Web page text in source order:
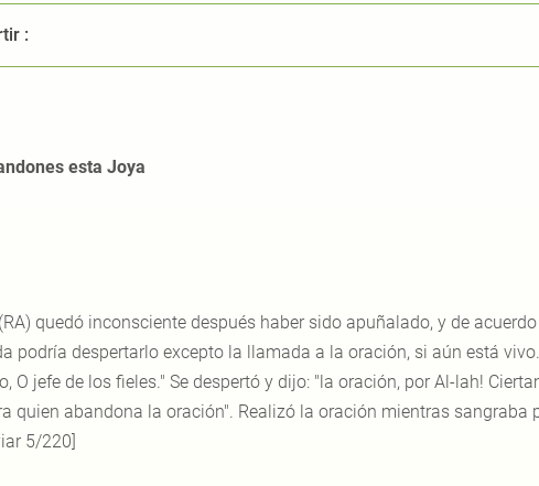
:
esta Joya
quedó inconsciente después haber sido apuñalado, y de
podría despertarlo excepto la llamada a la oración, si aún está
O jefe de los fieles." Se despertó y dijo: "la oración, por Al-lah!
quien abandona la oración". Realizó la oración mientras sangraba
5/220]